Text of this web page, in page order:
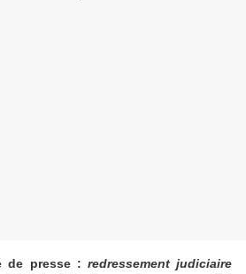
de presse : redressement judiciaire